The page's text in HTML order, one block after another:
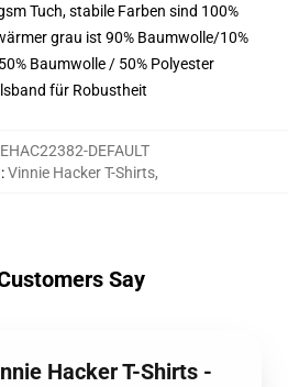
Tuch, stabile Farben sind 100%
grau ist 90% Baumwolle/10%
Baumwolle / 50% Polyester
für Robustheit
DEFAULT
:Vinnie Hacker T-Shirts,
Say
Hacker T-Shirts -